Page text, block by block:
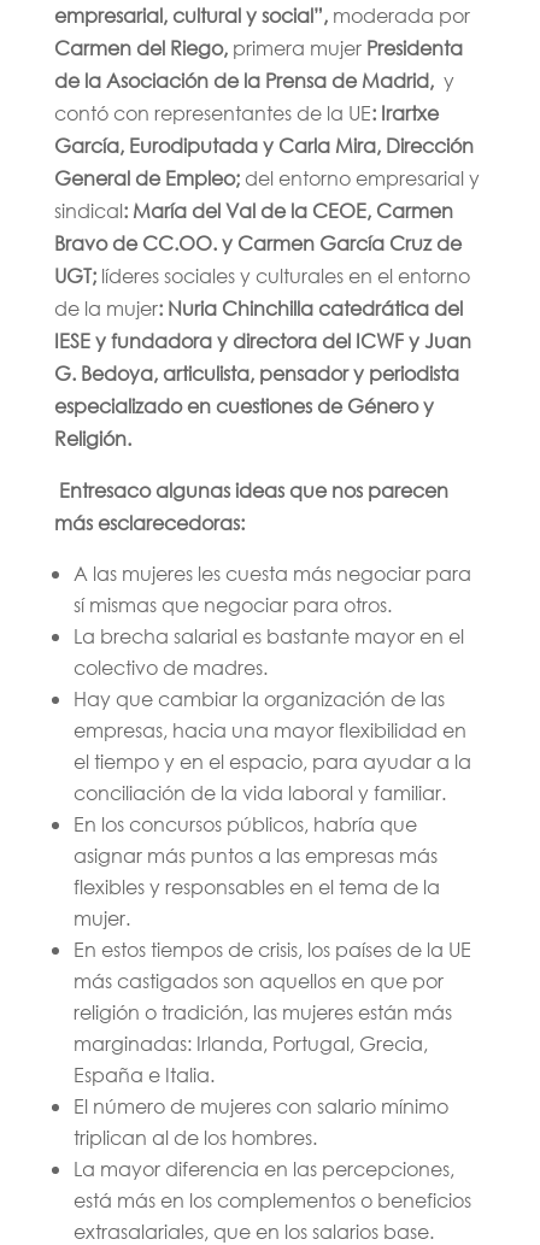
empresarial, cultural y social”, moderada por
Carmen del Riego, primera mujerPresidenta
de la Asociación de la Prensa de Madrid, y
contó con representantes de la UE: Irartxe
García, Eurodiputada y Carla Mira, Dirección
General de Empleo; del entorno empresarial y
sindical: María del Val de la CEOE, Carmen
Bravo de CC.OO. y Carmen García Cruz de
UGT; líderes sociales y culturales en el entorno
de la mujer: Nuria Chinchilla catedrática del
IESE y fundadora y directora del ICWF y Juan
G. Bedoya, articulista, pensador y periodista
especializado en cuestiones de Género y
Religión.
Entresaco algunas ideas que nos parecen
más esclarecedoras:
A las mujeres les cuesta más negociar para
sí mismas que negociar para otros.
La brecha salarial es bastante mayor en el
colectivo de madres.
Hay que cambiar la organización de las
empresas, hacia una mayor flexibilidad en
el tiempo y en el espacio, para ayudar a la
conciliación de la vida laboral y familiar.
En los concursos públicos, habría que
asignar más puntos a las empresas más
flexibles y responsables en el tema de la
mujer.
En estos tiempos de crisis, los países de la UE
más castigados son aquellos en que por
religión o tradición, las mujeres están más
marginadas: Irlanda, Portugal, Grecia,
España e Italia.
El número de mujeres con salario mínimo
triplican al de los hombres.
La mayor diferencia en las percepciones,
está más en los complementos o beneficios
extrasalariales, que en los salarios base.